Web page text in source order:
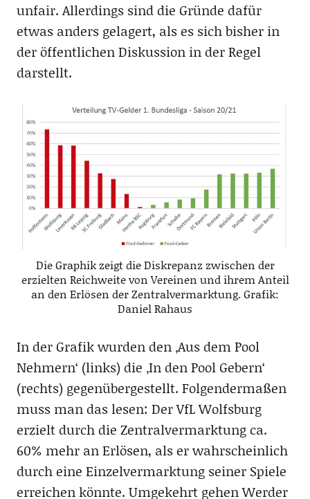
unfair. Allerdings sind die Gründe dafür
etwas anders gelagert, als es sich bisher in
der öffentlichen Diskussion in der Regel
darstellt.
Die Graphik zeigt die Diskrepanz zwischen der
erzielten Reichweite von Vereinen und ihrem Anteil
an den Erlösen der Zentralvermarktung. Grafik:
Daniel Rahaus
In der Grafik wurden den ‚Aus dem Pool
Nehmern‘ (links) die ‚In den Pool Gebern‘
(rechts) gegenübergestellt. Folgendermaßen
muss man das lesen: Der VfL Wolfsburg
erzielt durch die Zentralvermarktung ca.
60% mehr an Erlösen, als er wahrscheinlich
durch eine Einzelvermarktung seiner Spiele
erreichen könnte. Umgekehrt gehen Werder